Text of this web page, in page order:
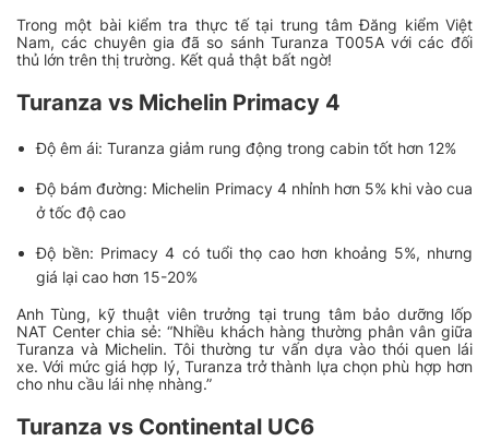
Trong một bài kiểm tra thực tế tại trung tâm Đăng kiểm Việt
Nam, các chuyên gia đã so sánh Turanza T005A với các đối
thủ lớn trên thị trường. Kết quả thật bất ngờ!
Turanza vs Michelin Primacy 4
Độ êm ái: Turanza giảm rung động trong cabin tốt hơn 12%
Độ bám đường: Michelin Primacy 4 nhỉnh hơn 5% khi vào cua
ở tốc độ cao
Độ bền: Primacy 4 có tuổi thọ cao hơn khoảng 5%, nhưng
giá lại cao hơn 15-20%
Anh Tùng, kỹ thuật viên trưởng tại trung tâm bảo dưỡng lốp
NAT Center chia sẻ:“Nhiều khách hàng thường phân vân giữa
Turanza và Michelin. Tôi thường tư vấn dựa vào thói quen lái
xe. Với mức giá hợp lý, Turanza trở thành lựa chọn phù hợp hơn
cho nhu cầu lái nhẹ nhàng.”
Turanza vs Continental UC6